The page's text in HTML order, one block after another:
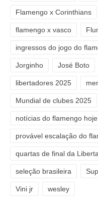
Flamengo x Corinthians
flamengo x vasco
ingressos do jogo do
Jorginho José Boto
libertadores 2025
Mundial de clubes 2025
notícias do flamengo hoje
provável escalação do
quartas de final da
seleção brasileira
Vini jr wesley